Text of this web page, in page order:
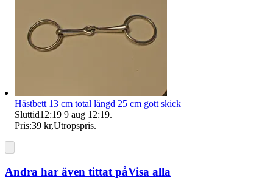
Hästbett 13 cm total längd 25 cm gott skick
Sluttid12:19 9 aug 12:19.
Pris:39 kr,Utropspris.
Andra har även tittat påVisa alla